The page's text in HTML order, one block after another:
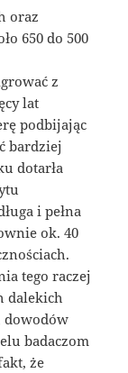
oraz
650 do 500
z
lat
podbijając
bardziej
dotarła
i pełna
ok. 40
tego raczej
dalekich
dowodów
badaczom
że